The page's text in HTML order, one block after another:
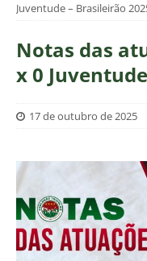
Juventude – Brasileirão
Notas das
x 0
17 de outubro de 2025